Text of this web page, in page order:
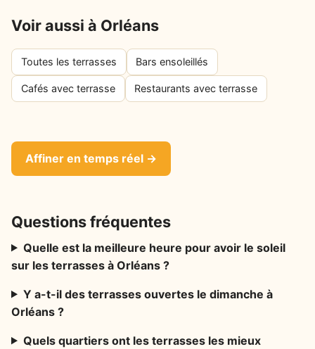
Voir aussi à Orléans
Toutes les terrasses Bars ensoleillés
Cafés avec terrasse Restaurants avec terrasse
Affiner en temps réel →
Questions fréquentes
Quelle est la meilleure heure pour avoir le soleil
sur les terrasses à Orléans ?
Y a-t-il des terrasses ouvertes le dimanche à
Orléans ?
Quels quartiers ont les terrasses les mieux